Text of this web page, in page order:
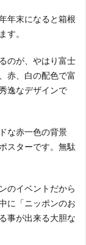
年末になると箱根
す。
のが、やはり富士
赤、白の配色で富
逸なデザインで
な赤一色の背景
スターです。無駄
のイベントだから
に「ニッポンのお
事が出来る大胆な